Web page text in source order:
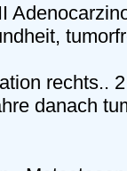
rechts..
danach